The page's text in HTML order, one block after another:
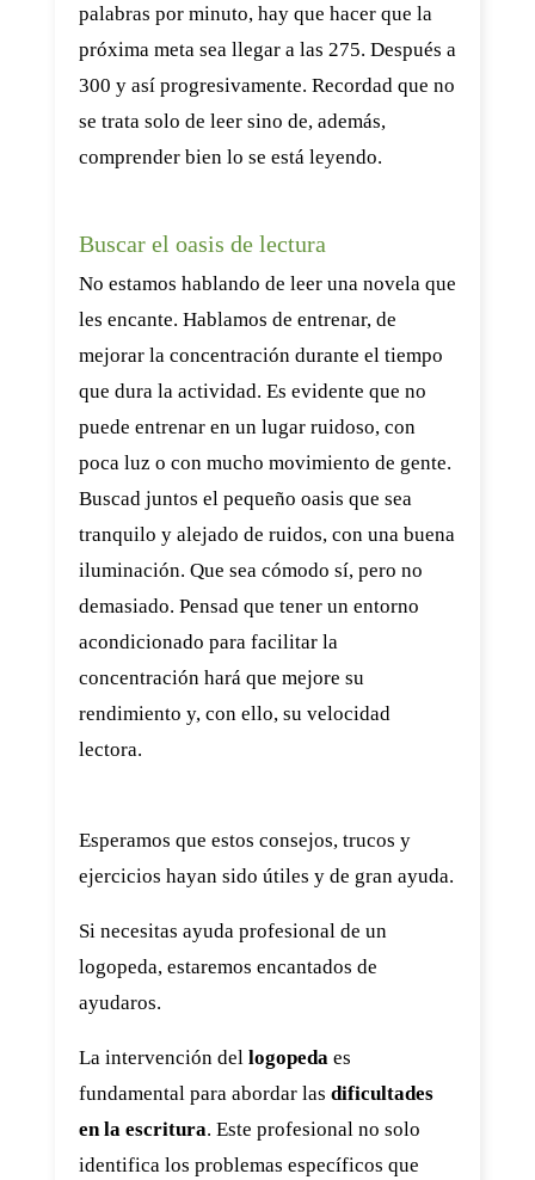
palabras por minuto, hay que hacer que la
próxima meta sea llegar a las 275. Después a
300 y así progresivamente. Recordad que no
se trata solo de leer sino de, además,
comprender bien lo se está leyendo.
Buscar el oasis de lectura
No estamos hablando de leer una novela que
les encante. Hablamos de entrenar, de
mejorar la concentración durante el tiempo
que dura la actividad. Es evidente que no
puede entrenar en un lugar ruidoso, con
poca luz o con mucho movimiento de gente.
Buscad juntos el pequeño oasis que sea
tranquilo y alejado de ruidos, con una buena
iluminación. Que sea cómodo sí, pero no
demasiado. Pensad que tener un entorno
acondicionado para facilitar la
concentración hará que mejore su
rendimiento y, con ello, su velocidad
lectora.
Esperamos que estos consejos, trucos y
ejercicios hayan sido útiles y de gran ayuda.
Si necesitas ayuda profesional de un
logopeda, estaremos encantados de
ayudaros.
La intervención del logopeda es
fundamental para abordar las dificultades
en la escritura. Este profesional no solo
identifica los problemas específicos que